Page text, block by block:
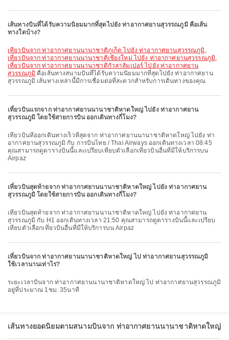
เส้นทางบินที่ได้รับความนิยมมากที่สุดไปยัง ท่าอากาศยานสุวรรณภูมิ คือเส้น
ทางใดบ้าง?
เที่ยวบินจาก ท่าอากาศยานนานาชาติภูเก็ต ไปยัง ท่าอากาศยานสุวรรณภูมิ ,
เที่ยวบินจาก ท่าอากาศยานนานาชาติเชียงใหม่ ไปยัง ท่าอากาศยานสุวรรณภูมิ,
เที่ยวบินจาก ท่าอากาศยานนานาชาติกัวลาลัมเปอร์ ไปยัง ท่าอากาศยาน
สุวรรณภูมิ คือเส้นทางสนามบินที่ได้รับความนิยมมากที่สุดไปยัง ท่าอากาศยาน
สุวรรณภูมิ เส้นทางเหล่านี้มีการเชื่อมต่อที่สะดวกสำหรับการเดินทางของคุณ
เที่ยวบินแรกจาก ท่าอากาศยานนานาชาติหาดใหญ่ ไปยัง ท่าอากาศยาน
สุวรรณภูมิ โดยใช้สายการบิน ออกเดินทางกี่โมง?
เที่ยวบินที่ออกเดินทางเร็วที่สุดจาก ท่าอากาศยานนานาชาติหาดใหญ่ ไปยัง ท่า
อากาศยานสุวรรณภูมิ กับ การบินไทย / Thai Airways ออกเดินทางเวลา 08:45
คุณสามารถดูตารางบินนี้และเปรียบเทียบตัวเลือกเที่ยวบินอื่นที่มีให้บริการบน
Airpaz
เที่ยวบินสุดท้ายจาก ท่าอากาศยานนานาชาติหาดใหญ่ ไปยัง ท่าอากาศยาน
สุวรรณภูมิ โดยใช้สายการบิน ออกเดินทางกี่โมง?
เที่ยวบินสุดท้ายจาก ท่าอากาศยานนานาชาติหาดใหญ่ ไปยัง ท่าอากาศยาน
สุวรรณภูมิ กับ H1 ออกเดินทางเวลา 21:50 คุณสามารถดูตารางบินนี้และเปรียบ
เทียบตัวเลือกเที่ยวบินอื่นที่มีให้บริการบน Airpaz
เที่ยวบินจาก ท่าอากาศยานนานาชาติหาดใหญ่ ไป ท่าอากาศยานสุวรรณภูมิ
ใช้เวลานานเท่าไร?
ระยะเวลาบินจาก ท่าอากาศยานนานาชาติหาดใหญ่ ไป ท่าอากาศยานสุวรรณภูมิ
อยู่ที่ประมาณ 1ชม. 35นาที
เส้นทางยอดนิยมตามสนามบินจาก ท่าอากาศยานนานาชาติหาดใหญ่